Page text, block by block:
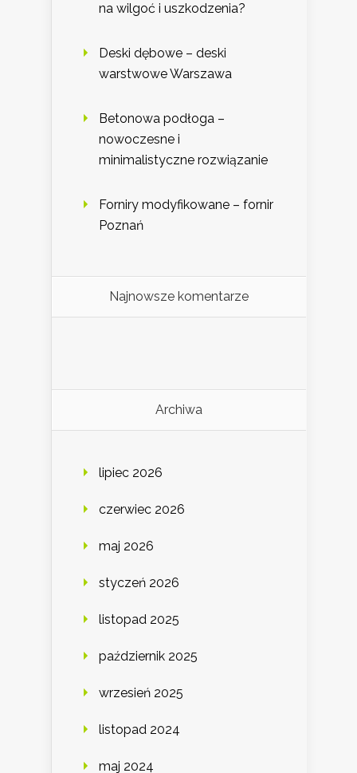
na wilgoć i uszkodzenia?
Deski dębowe – deski
warstwowe Warszawa
Betonowa podłoga –
nowoczesne i
minimalistyczne rozwiązanie
Forniry modyfikowane – fornir
Poznań
Najnowsze komentarze
Archiwa
lipiec 2026
czerwiec 2026
maj 2026
styczeń 2026
listopad 2025
październik 2025
wrzesień 2025
listopad 2024
maj 2024